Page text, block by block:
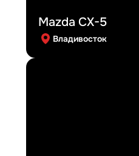
Mazda CX-5
Владивосток